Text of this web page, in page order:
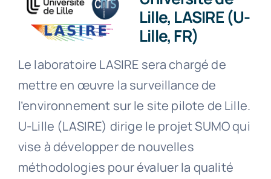
Lille, LASIRE (U-
Lille, FR)
Le laboratoire LASIRE sera chargé de
mettre en œuvre la surveillance de
l’environnement sur le site pilote de Lille.
U-Lille (LASIRE) dirige le projet SUMO qui
vise à développer de nouvelles
méthodologies pour évaluer la qualité